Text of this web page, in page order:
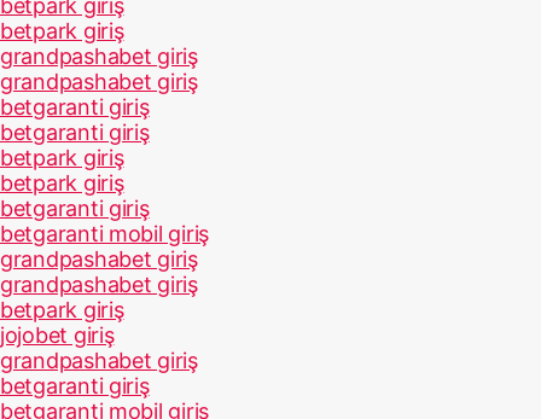
betpark giriş
betpark giriş
grandpashabet giriş
grandpashabet giriş
betgaranti giriş
betgaranti giriş
betpark giriş
betpark giriş
betgaranti giriş
betgaranti mobil giriş
grandpashabet giriş
grandpashabet giriş
betpark giriş
jojobet giriş
grandpashabet giriş
betgaranti giriş
betgaranti mobil giriş